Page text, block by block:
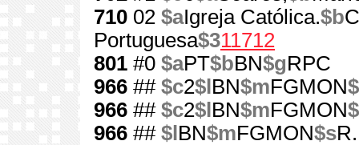
710 02 $aIgreja Católica.$b
Portuguesa$311712
801 #0 $aPT$bBN$gRPC
966 ## $c2$l BN$mFGMON
966 ## $c2$l BN$mFGMON
966 ## $l BN$mFGMON$s